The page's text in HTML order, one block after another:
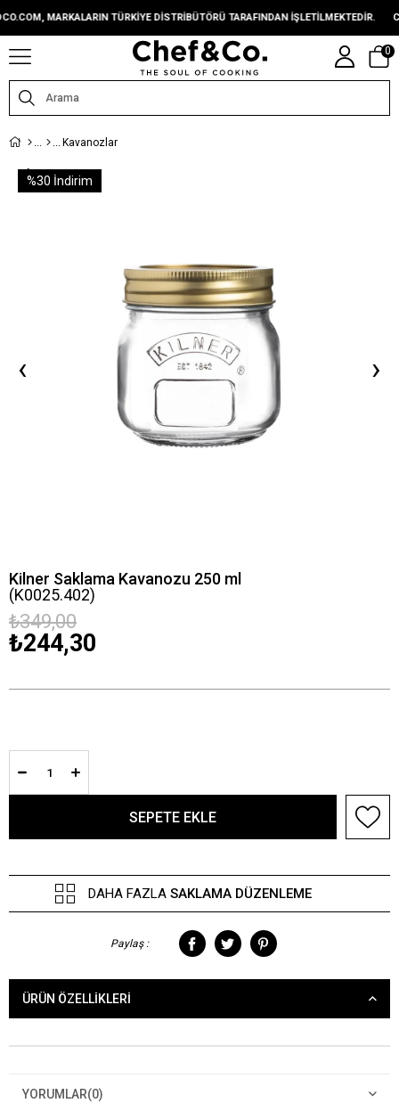
MARKALARIN TÜRKIYE DISTRIBÜTÖRÜ TARAFINDAN IŞLETILMEKTEDIR.
0
Kavanozlar
‹ ›
%30 İndirim
Kilner Saklama Kavanozu 250 ml
(K0025.402)
₺349,00
₺244,30
DAHA FAZLA SAKLAMA DÜZENLEME
Paylaş :
ÜRÜN ÖZELLIKLERI
YORUMLAR(0)